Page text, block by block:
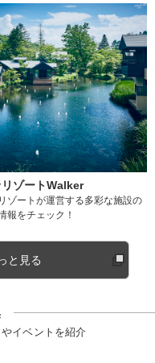
ゾートWalker
ゾートが運営する多彩な施設の
報をチェック！
と見る
イベントを紹介